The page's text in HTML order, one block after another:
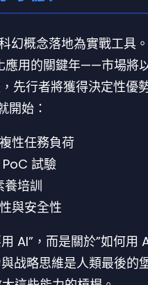
幻概念落地為實戰工具。
應用的關鍵年——市場將
先行者將獲得決定性優
開始：
性任務負荷
試驗
養培訓
與安全性
AI”，而是關於”如何用
战略思維是人類最後的